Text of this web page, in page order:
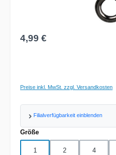
Regulärer Preis:
4,99 €
Preise inkl. MwSt. zzgl. Versandkosten
Filialverfügbarkeit einblenden
Größeauswählen
1 2 4